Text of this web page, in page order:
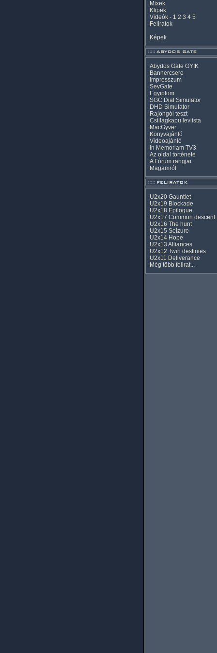
Mixek
Klipek
Videók - 1 2 3 4 5
Feliratok
Képek
Abydos Gate GYIK
Bannercsere
Impresszum
SevGate
Egyiptom
SGC Dial Simulator
DHD Simulator
Rajongói teszt
Csillagkapu levlista
MacGyver
Könyvajánló
Videoajánló
In Memoriam TV3
Az oldal története
A Fórum rangjai
Magamról
U2x20 Gauntlet
U2x19 Blockade
U2x18 Epilogue
U2x17 Common descent
U2x16 The hunt
U2x15 Seizure
U2x14 Hope
U2x13 Alliances
U2x12 Twin destinies
U2x11 Deliverance
Még több felirat...